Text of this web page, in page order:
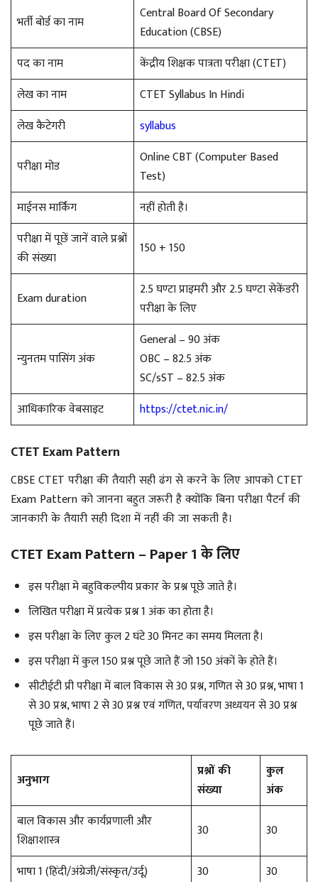
भर्ती बोर्ड का नाम
Central Board Of Secondary
Education (CBSE)
पद का नाम
केंद्रीय शिक्षक पात्रता परीक्षा (CTET)
लेख का नाम
CTET Syllabus In Hindi
लेख कैटेगरी
syllabus
परीक्षा मोड
Online CBT (Computer Based
Test)
माईनस मार्किंग
नहीं होती है।
परीक्षा में पूछें जानें वाले प्रश्नों
की संख्या
150 + 150
Exam duration
2.5 घण्टा प्राइमरी और 2.5 घण्टा सेकेंडरी
परीक्षा के लिए
न्युनतम पासिंग अंक
General – 90 अंक
OBC – 82.5 अंक
SC/sST – 82.5 अंक
आधिकारिक वेबसाइट
https://ctet.nic.in/
CTET Exam Pattern
CBSE CTET परीक्षा की तैयारी सही ढंग से करने के लिए आपको CTET
Exam Pattern को जानना बहुत जरूरी है क्योंकि बिना परीक्षा पैटर्न की
जानकारी के तैयारी सही दिशा में नहीं की जा सकती है।
CTET Exam Pattern – Paper 1 के लिए
इस परीक्षा मे बहुविकल्पीय प्रकार के प्रश्न पूछे जाते है।
लिखित परीक्षा में प्रत्येक प्रश्न 1 अंक का होता है।
इस परीक्षा के लिए कुल 2 घंटे 30 मिनट का समय मिलता है।
इस परीक्षा में कुल 150 प्रश्न पूछे जाते हैं जो 150 अंकों के होते हैं।
सीटीईटी प्री परीक्षा में बाल विकास से 30 प्रश्न, गणित से 30 प्रश्न, भाषा 1
से 30 प्रश्न, भाषा 2 से 30 प्रश्न एवं गणित, पर्यावरण अध्ययन से 30 प्रश्न
पूछे जाते हैं।
अनुभाग
प्रश्नों की
संख्या
कुल
अंक
बाल विकास और कार्यप्रणाली और
शिक्षाशास्त्र
30 30
भाषा 1 (हिंदी/अंग्रेजी/संस्कृत/उर्दू) 30
30